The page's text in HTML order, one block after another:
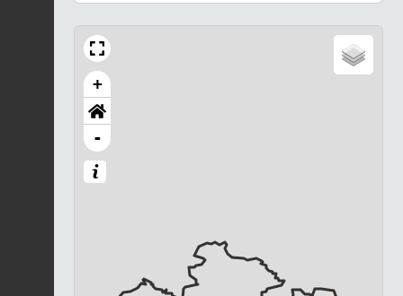
+
-